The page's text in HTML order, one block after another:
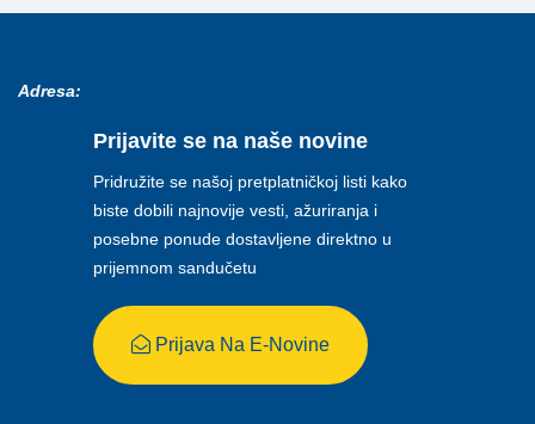
Adresa:
Prijavite se na naše novine
Pridružite se našoj pretplatničkoj listi kako
biste dobili najnovije vesti, ažuriranja i
posebne ponude dostavljene direktno u
prijemnom sandučetu
Prijava Na E-Novine